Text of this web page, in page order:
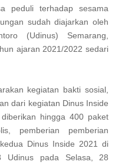
peduli terhadap sesama
sudah diajarkan oleh
(Udinus) Semarang,
ajaran 2021/2022 sedari
kegiatan bakti sosial,
dari kegiatan Dinus Inside
hingga 400 paket
pemberian pemberian
Dinus Inside 2021 di
pada Selasa, 28